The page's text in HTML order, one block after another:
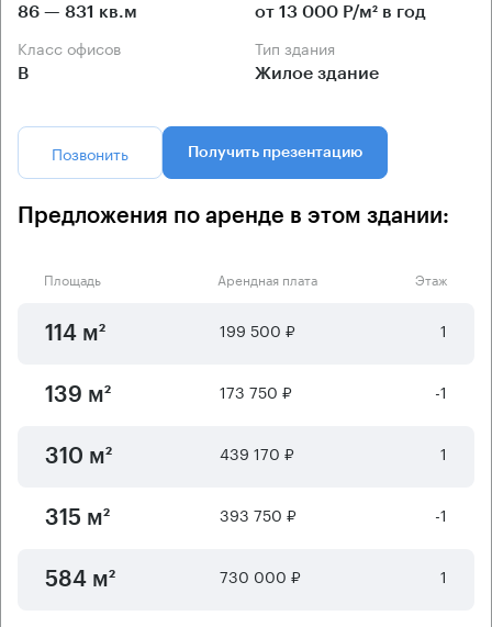
86 — 831 кв.м от 13 000 Р/м² в год
Класс офисов
B
Тип здания
Жилое здание
Позвонить Получить презентацию
Предложения по аренде в этом здании:
Площадь Арендная плата Этаж
114 м² 199 500 ₽ 1
139 м² 173 750 ₽ -1
310 м² 439 170 ₽ 1
315 м² 393 750 ₽ -1
584 м² 730 000 ₽ 1